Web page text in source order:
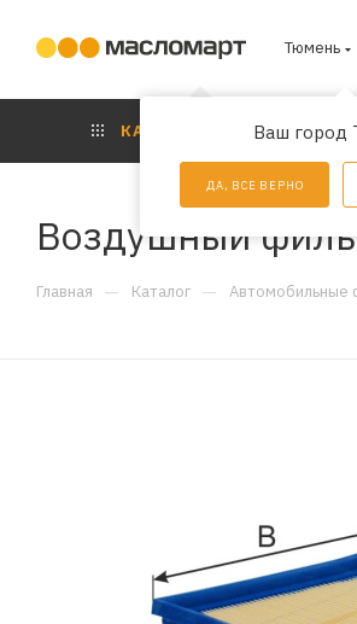
Тюмень
Ваш город
ДА, ВСЕ ВЕРНО
КАТАЛОГ
Воздушный
Главная — Каталог — Автомобильные